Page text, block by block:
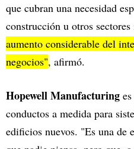
que cubran una necesidad
construcción u otros
aumento considerable del
negocios", afirmó.
Hopewell Manufacturing
conductos a medida para
edificios nuevos. "Es una de